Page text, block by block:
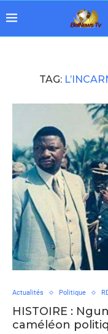
TAG:
Actualités Politique
HISTOIRE :
caméléon